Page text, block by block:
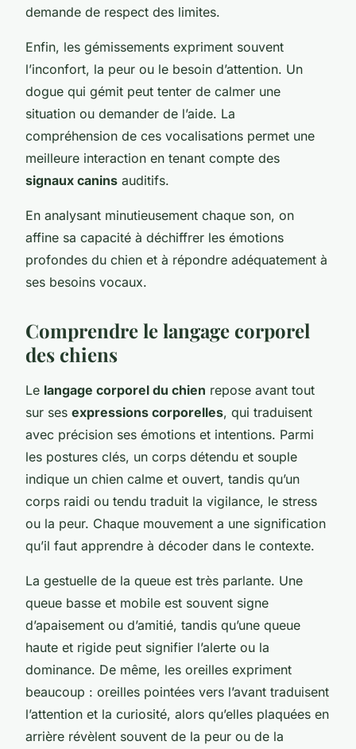
demande de respect des limites.
Enfin, les gémissements expriment souvent
l’inconfort, la peur ou le besoin d’attention. Un
dogue qui gémit peut tenter de calmer une
situation ou demander de l’aide. La
compréhension de ces vocalisations permet une
meilleure interaction en tenant compte des
signaux canins auditifs.
En analysant minutieusement chaque son, on
affine sa capacité à déchiffrer les émotions
profondes du chien et à répondre adéquatement à
ses besoins vocaux.
Comprendre le langage corporel
des chiens
Le langage corporel du chien repose avant tout
sur ses expressions corporelles, qui traduisent
avec précision ses émotions et intentions. Parmi
les postures clés, un corps détendu et souple
indique un chien calme et ouvert, tandis qu’un
corps raidi ou tendu traduit la vigilance, le stress
ou la peur. Chaque mouvement a une signification
qu’il faut apprendre à décoder dans le contexte.
La gestuelle de la queue est très parlante. Une
queue basse et mobile est souvent signe
d’apaisement ou d’amitié, tandis qu’une queue
haute et rigide peut signifier l’alerte ou la
dominance. De même, les oreilles expriment
beaucoup : oreilles pointées vers l’avant traduisent
l’attention et la curiosité, alors qu’elles plaquées en
arrière révèlent souvent de la peur ou de la